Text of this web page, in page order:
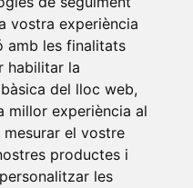
vostra experiència
amb les finalitats
habilitar la
del lloc web,
millor experiència al
mesurar el vostre
productes i
les
n